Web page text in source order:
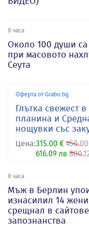
8 часа
Около 100 души са
при масовото
Сеута
Оферта от Grabo.bg
Глътка свежест в
планина и
нощувки със
Цена:315.00 €
616.09 лв
8 часа
Мъж в Берлин
изнасилил 14
срещнал в
запознанства